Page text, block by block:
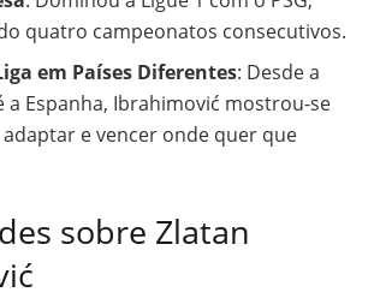
quatro campeonatos consecutivos.
em Países Diferentes: Desde a
a Espanha, Ibrahimović mostrou-se
adaptar e vencer onde quer que
sobre Zlatan